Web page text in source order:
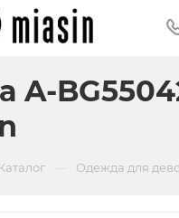
A-
Одежда для